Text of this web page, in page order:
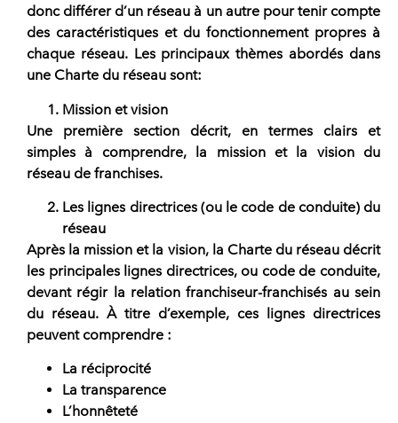
donc différer d’un réseau à un autre pour tenir compte
des caractéristiques et du fonctionnement propres à
chaque réseau. Les principaux thèmes abordés dans
une Charte du réseau sont:
Mission et vision
Une première section décrit, en termes clairs et
simples à comprendre, la mission et la vision du
réseau de franchises.
Les lignes directrices (ou le code de conduite) du
réseau
Après la mission et la vision, la Charte du réseau décrit
les principales lignes directrices, ou code de conduite,
devant régir la relation franchiseur-franchisés au sein
du réseau. À titre d’exemple, ces lignes directrices
peuvent comprendre :
La réciprocité
La transparence
L’honnêteté